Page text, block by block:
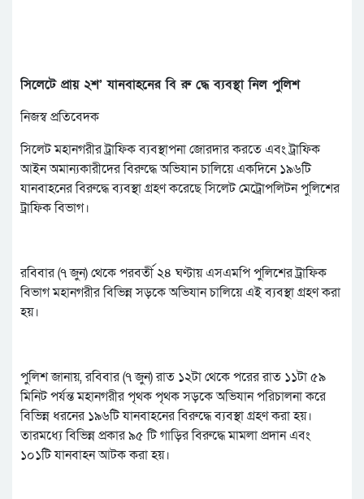
সিলেটে প্রায় ২শ’ যানবাহনের বি রু দ্ধে ব্যবস্থা নিল পুলিশ
নিজস্ব প্রতিবেদক
সিলেট মহানগরীর ট্রাফিক ব্যবস্থাপনা জোরদার করতে এবং ট্রাফিক
আইন অমান্যকারীদের বিরুদ্ধে অভিযান চালিয়ে একদিনে ১৯৬টি
যানবাহনের বিরুদ্ধে ব্যবস্থা গ্রহণ করেছে সিলেট মেট্রোপলিটন পুলিশের
ট্রাফিক বিভাগ।
রবিবার (৭ জুন) থেকে পরবর্তী ২৪ ঘণ্টায় এসএমপি পুলিশের ট্রাফিক
বিভাগ মহানগরীর বিভিন্ন সড়কে অভিযান চালিয়ে এই ব্যবস্থা গ্রহণ করা
হয়।
পুলিশ জানায়, রবিবার (৭ জুন) রাত ১২টা থেকে পরের রাত ১১টা ৫৯
মিনিট পর্যন্ত মহানগরীর পৃথক পৃথক সড়কে অভিযান পরিচালনা করে
বিভিন্ন ধরনের ১৯৬টি যানবাহনের বিরুদ্ধে ব্যবস্থা গ্রহণ করা হয়।
তারমধ্যে বিভিন্ন প্রকার ৯৫ টি গাড়ির বিরুদ্ধে মামলা প্রদান এবং
১০১টি যানবাহন আটক করা হয়।